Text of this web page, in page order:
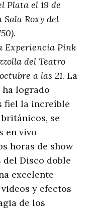
Plata el 19 de
Sala Roxy del
Experiencia Pink
del Teatro
a las 21. La
ha logrado
fiel la increíble
se
en vivo
horas de show
del Disco doble
excelente
y efectos
de los